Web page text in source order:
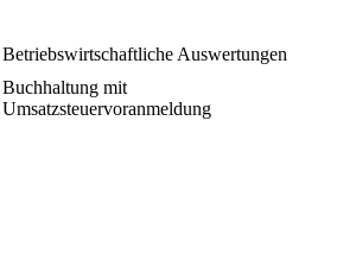
Betriebswirtschaftliche Auswertungen
Buchhaltung mit
Umsatzsteuervoranmeldung